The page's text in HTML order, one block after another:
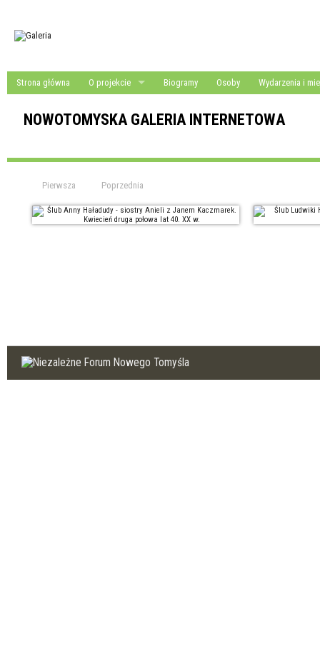
Strona główna O projekcie Biogramy Osoby Wydarzenia i
NOWOTOMYSKA GALERIA INTERNETOWA
Pierwsza Poprzednia